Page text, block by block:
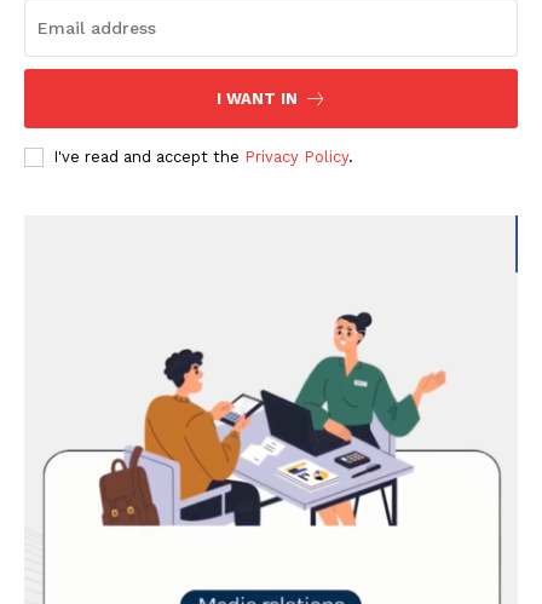
I WANT IN
I've read and accept the Privacy Policy.